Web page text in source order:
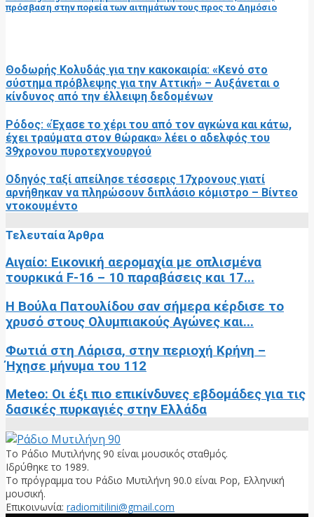
πρόσβαση στην πορεία των αιτημάτων τους προς το Δημόσιο
Θοδωρής Κολυδάς για την κακοκαιρία: «Κενό στο
σύστημα πρόβλεψης για την Αττική» – Αυξάνεται ο
κίνδυνος από την έλλειψη δεδομένων
Ρόδος: «Έχασε το χέρι του από τον αγκώνα και κάτω,
έχει τραύματα στον θώρακα» λέει ο αδελφός του
39χρονου πυροτεχνουργού
Οδηγός ταξί απείλησε τέσσερις 17χρονους γιατί
αρνήθηκαν να πληρώσουν διπλάσιο κόμιστρο – Βίντεο
ντοκουμέντο
Τελευταία Άρθρα
Αιγαίο: Εικονική αερομαχία με οπλισμένα
τουρκικά F-16 – 10 παραβάσεις και 17...
Η Βούλα Πατουλίδου σαν σήμερα κέρδισε το
χρυσό στους Ολυμπιακούς Αγώνες και...
Φωτιά στη Λάρισα, στην περιοχή Κρήνη –
Ήχησε μήνυμα του 112
Meteo: Οι έξι πιο επικίνδυνες εβδομάδες για τις
δασικές πυρκαγιές στην Ελλάδα
Το Ράδιο Μυτιλήνης 90 είναι μουσικός σταθμός.
Ιδρύθηκε το 1989.
Το πρόγραμμα του Ράδιο Μυτιλήνη 90.0 είναι Pop, Ελληνική
μουσική.
Επικοινωνία: radiomitilini@gmail.com